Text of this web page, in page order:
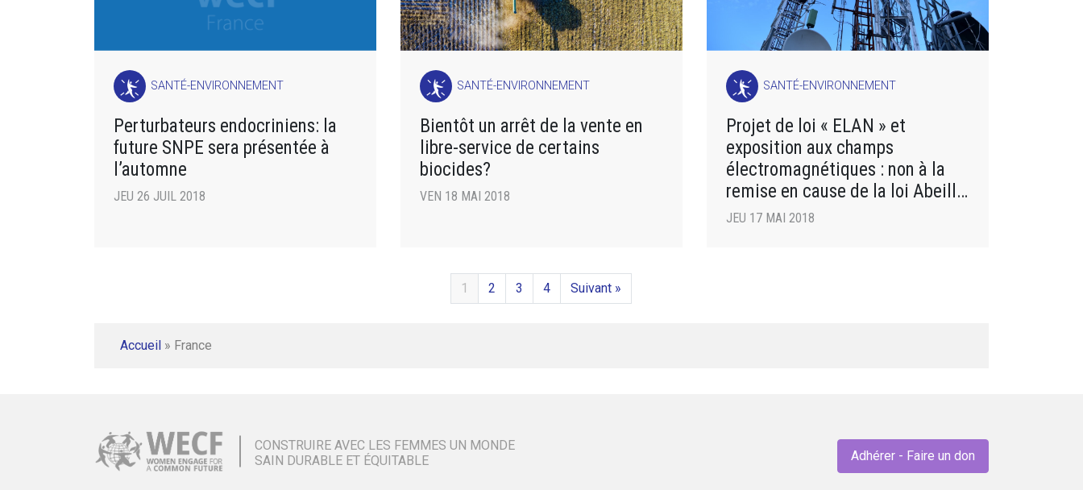
SANTÉ-ENVIRONNEMENT
Perturbateurs endocriniens: la
future SNPE sera présentée à
l’automne
JEU 26 JUIL 2018
SANTÉ-ENVIRONNEMENT
Bientôt un arrêt de la vente en
libre-service de certains
biocides?
VEN 18 MAI 2018
SANTÉ-ENVIRONNEMENT
Projet de loi « ELAN » et
exposition aux champs
électromagnétiques : non à la
remise en cause de la loi Abeille
!
JEU 17 MAI 2018
1 2 3 4 Suivant »
Accueil » France
CONSTRUIRE AVEC LES FEMMES UN MONDE
SAIN DURABLE ET ÉQUITABLE
Adhérer - Faire un don